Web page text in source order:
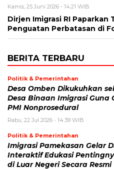
Kamis, 25 Juni 2026 - 14:21 WIB
Dirjen Imigrasi RI Paparkan
Penguatan Perbatasan di
BERITA TERBARU
Politik & Pemerintahan
Desa Omben Dikukuhkan
Desa Binaan Imigrasi Guna
PMI Nonprosedural
Rabu, 22 Jul 2026 - 14:39 WIB
Politik & Pemerintahan
Imigrasi Pamekasan Gelar
Interaktif Edukasi
di Luar Negeri Secara Resmi